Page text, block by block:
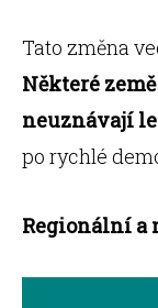
Tato změna
Některé
neuznávají
po rychlé
Regionální a